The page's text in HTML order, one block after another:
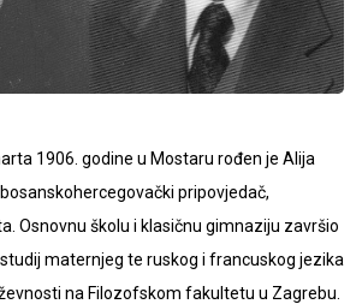
1906. godine u Mostaru rođen je Alija
pripovjedač,
Osnovnu školu i klasičnu gimnaziju završio
maternjeg te ruskog i francuskog jezika
na Filozofskom fakultetu u Zagrebu.